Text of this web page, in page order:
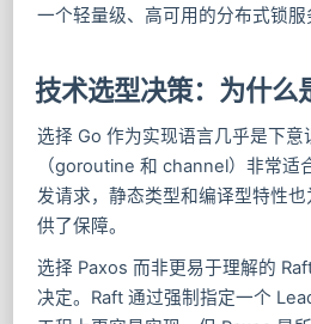
一个轻量级、高可用的分布式锁服
技术选型决策：为什么
选择 Go 作为实现语言几乎是下意
（goroutine 和 channel）非常适
发请求，静态类型和编译型特性
供了保障。
选择 Paxos 而非更易于理解的
决定。Raft 通过强制指定一个